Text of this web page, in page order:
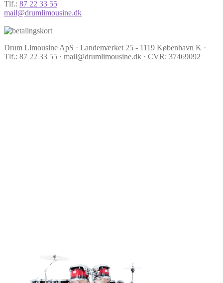
Tlf.: 87 22 33 55
mail@drumlimousine.dk
Drum Limousine ApS · Landemærket 25 - 1119 København K ·
Tlf.: 87 22 33 55 · mail@drumlimousine.dk · CVR: 37469092